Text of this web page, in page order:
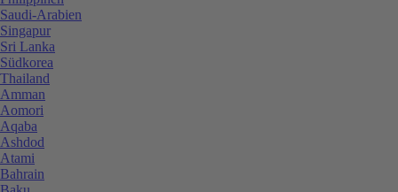
Saudi-Arabien
Singapur
Sri Lanka
Südkorea
Thailand
Amman
Aomori
Aqaba
Ashdod
Atami
Bahrain